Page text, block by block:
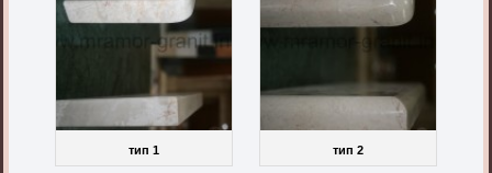
тип 1 тип 2